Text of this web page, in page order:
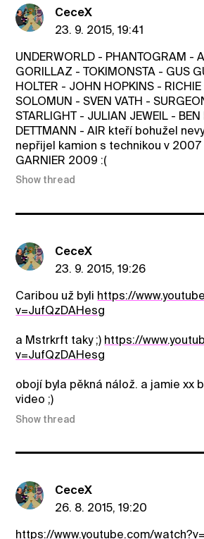
CeceX
23. 9. 2015, 19:41
UNDERWORLD - PHANTOGRAM -
GORILLAZ - TOKIMONSTA - GUS
HOLTER - JOHN HOPKINS -
SOLOMUN - SVEN VATH -
STARLIGHT - JULIAN JEWEIL -
DETTMANN - AIR kteří bohužel
nepřijel kamion s technikou v 2007
GARNIER 2009 :(
Show thread
CeceX
23. 9. 2015, 19:26
Caribou už byli https://
v=JufQzDAHesg
a Mstrkrft taky ;) https://
v=JufQzDAHesg
obojí byla pěkná nálož. a jamie xx
video ;)
Show thread
CeceX
26. 8. 2015, 19:20
https://www.youtube.com/